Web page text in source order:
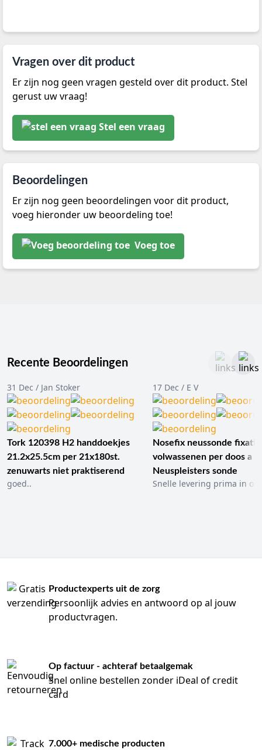
Vragen over dit product
Er zijn nog geen vragen gesteld over dit product. Stel
gerust uw vraag!
Stel een vraag
Beoordelingen
Er zijn nog geen beoordelingen voor dit product,
voeg hieronder uw beoordeling toe!
Voeg toe
Recente Beoordelingen
31 Dec / Jan Stoker
Tork 120398 H2 handdoekjes
21.2x25.5cm per 21x180st.
zenuwarts niet praktiserend
goed..
17 Dec / E V
Nosefix neussonde
volwassenen per doos a
Neuspleisters sonde
Snelle levering prima in
Productexperts uit de zorg
Persoonlijk advies en antwoord op al jouw
productvragen.
Op factuur - achteraf betaalgemak
Snel online bestellen zonder iDeal of credit
card
7.000+ medische producten